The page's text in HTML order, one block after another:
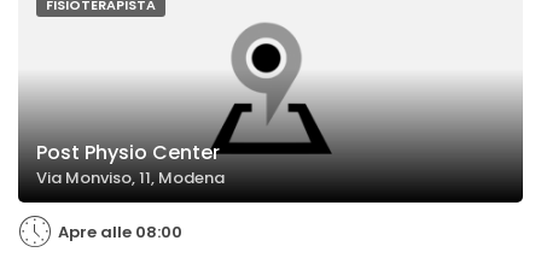
FISIOTERAPISTA
Post Physio Center
Via Monviso, 11, Modena
Apre alle 08:00